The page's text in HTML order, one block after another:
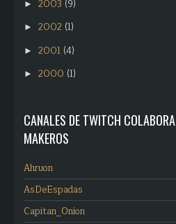
► 2003 (9)
► 2002 (1)
► 2001 (4)
► 2000 (1)
CANALES DE TWITCH
MAKEROS
Ahruon
AsDeEspadas
Capitan_Onion